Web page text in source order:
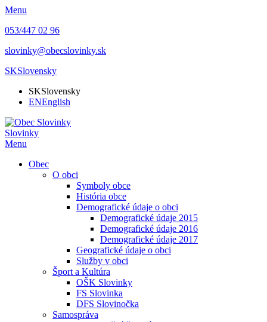
Menu
053/447 02 96
slovinky@obecslovinky.sk
SKSlovensky
SKSlovensky
ENEnglish
Slovinky
Menu
Obec
O obci
Symboly obce
História obce
Demografické údaje o obci
Demografické údaje 2015
Demografické údaje 2016
Demografické údaje 2017
Geografické údaje o obci
Služby v obci
Šport a Kultúra
OŠK Slovinky
FS Slovinka
DFS Slovinočka
Samospráva